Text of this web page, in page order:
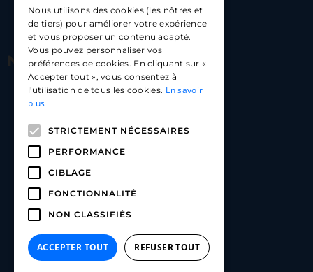
hello@carloapp.com
Nous suivre
Carlo App | Instagram
Carlo App | Linkedin
ENGLISH
SPANISH
Nous utilisons des cookies (les nôtres et
de tiers) pour améliorer votre expérience
et vous proposer un contenu adapté.
Vous pouvez personnaliser vos
préférences de cookies. En cliquant sur «
Accepter tout », vous consentez à
l'utilisation de tous les cookies. En savoir
plus
STRICTEMENT NÉCESSAIRES
PERFORMANCE
CIBLAGE
FONCTIONNALITÉ
NON CLASSIFIÉS
ACCEPTER TOUT REFUSER TOUT